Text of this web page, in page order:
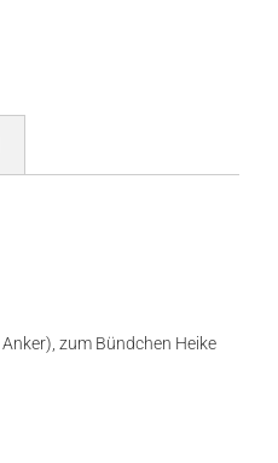
zum Bündchen Heike